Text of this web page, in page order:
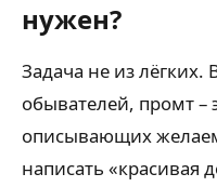
нужен?
Задача не из
обывателей, промт –
описывающих
написать «красивая